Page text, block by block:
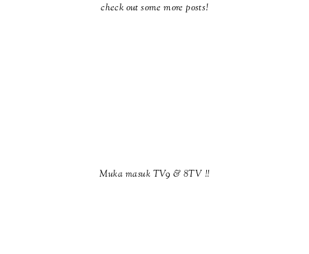
check out some more posts!
Muka masuk TV9 & 8TV !!